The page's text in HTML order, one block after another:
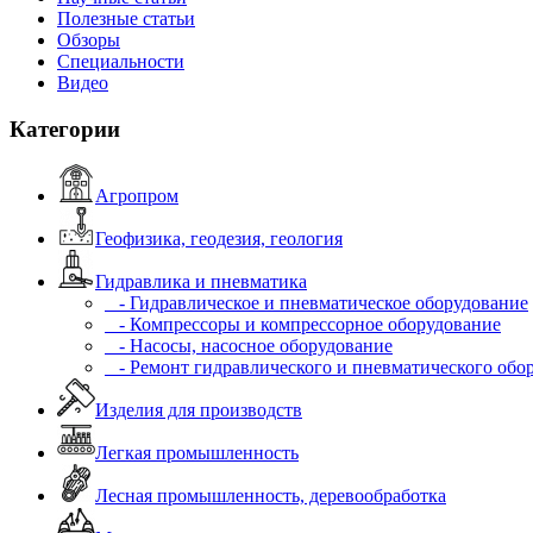
Полезные статьи
Обзоры
Специальности
Видео
Категории
Агропром
Геофизика, геодезия, геология
Гидравлика и пневматика
- Гидравлическое и пневматическое оборудование
- Компрессоры и компрессорное оборудование
- Насосы, насосное оборудование
- Ремонт гидравлического и пневматического
Изделия для производств
Легкая промышленность
Лесная промышленность, деревообработка